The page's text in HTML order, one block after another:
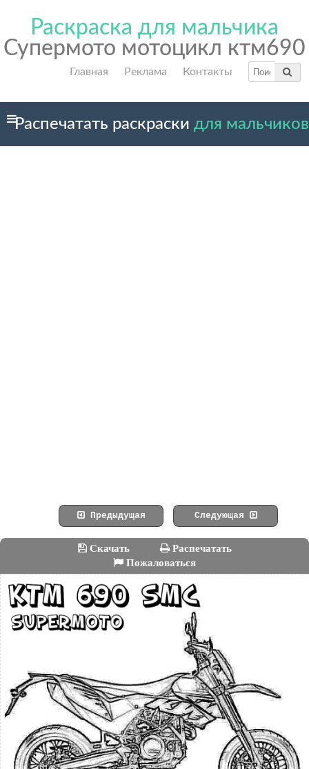
Раскраска для мальчика
Супермото мотоцикл ктм690
Главная Реклама Контакты
Распечатать раскраски для мальчиков
Предыдущая Следующая
Скачать
Распечатать
Пожаловаться